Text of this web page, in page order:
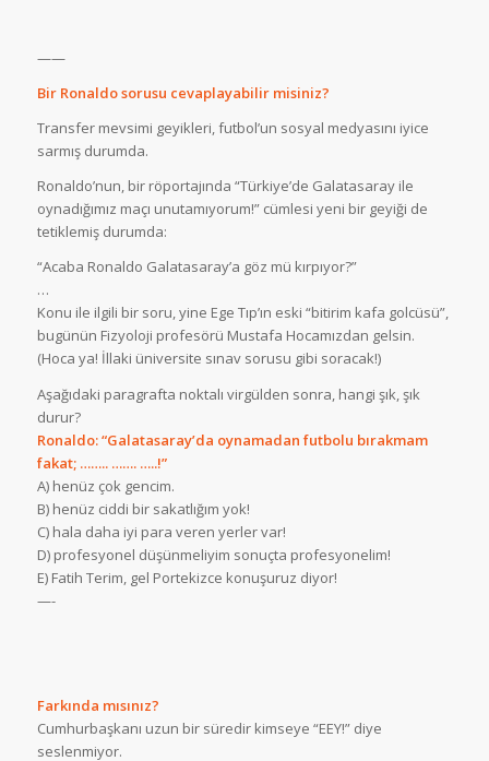
——
Bir Ronaldo sorusu cevaplayabilir misiniz?
Transfer mevsimi geyikleri, futbol’un sosyal medyasını iyice
sarmış durumda.
Ronaldo’nun, bir röportajında “Türkiye’de Galatasaray ile
oynadığımız maçı unutamıyorum!” cümlesi yeni bir geyiği de
tetiklemiş durumda:
“Acaba Ronaldo Galatasaray’a göz mü kırpıyor?”
…
Konu ile ilgili bir soru, yine Ege Tıp’ın eski “bitirim kafa golcüsü”,
bugünün Fizyoloji profesörü Mustafa Hocamızdan gelsin.
(Hoca ya! İllaki üniversite sınav sorusu gibi soracak!)
Aşağıdaki paragrafta noktalı virgülden sonra, hangi şık, şık
durur?
Ronaldo: “Galatasaray’da oynamadan futbolu bırakmam
fakat; …….. ……. …..!”
A) henüz çok gencim.
B) henüz ciddi bir sakatlığım yok!
C) hala daha iyi para veren yerler var!
D) profesyonel düşünmeliyim sonuçta profesyonelim!
E) Fatih Terim, gel Portekizce konuşuruz diyor!
—-
Farkında mısınız?
Cumhurbaşkanı uzun bir süredir kimseye “EEY!” diye
seslenmiyor.